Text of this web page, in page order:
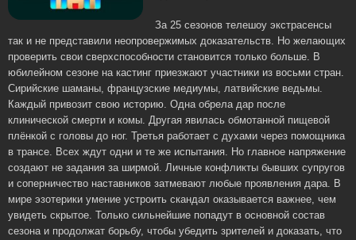
За 25 сезонов телешоу экстрасенсы
так и не представили неопровержимых доказательств. Но желающих
проверить свои сверхспособности становится только больше. В
юбилейном сезоне на кастинг приезжают участники из восьми стран.
Сирийские шаманы, французские медиумы, латвийские ведьмы.
Каждый привозит свою историю. Одна обрела дар после
клинической смерти и комы. Другая явилась обмотанной пищевой
плёнкой с головы до ног. Третья работает с духами через помощника
в трансе. Всех ждут одни и те же испытания. Но главное напряжение
создают не задания за ширмой. Личные конфликты бывших супругов
и соперничество наставников затмевают любые проявления дара. В
мире эзотерики умение устроить скандал оказывается важнее, чем
увидеть скрытое. Только сильнейшие попадут в основной состав
сезона и продолжат борьбу, чтобы убедить зрителей и доказать, что